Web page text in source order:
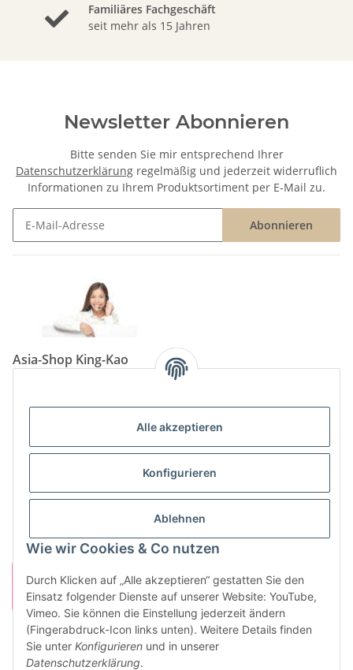
Alle akzeptieren
Konfigurieren
Ablehnen
Wie wir Cookies & Co nutzen
Durch Klicken auf „Alle akzeptieren“ gestatten Sie den
Einsatz folgender Dienste auf unserer Website: YouTube,
Vimeo. Sie können die Einstellung jederzeit ändern
(Fingerabdruck-Icon links unten). Weitere Details finden
Sie unter Konfigurieren und in unserer
Datenschutzerklärung.
Familiäres Fachgeschäft
seit mehr als 15 Jahren
Newsletter Abonnieren
Bitte senden Sie mir entsprechend Ihrer
Datenschutzerklärung regelmäßig und jederzeit widerruflich
Informationen zu Ihrem Produktsortiment per E-Mail zu.
Abonnieren
Asia-Shop King-Kao
Tel: (06825) 499-104
info@king-kao.de
Öffnungszeiten (Mo-Sa.) 9:00 - 19:00
Gesetzliche Informationen
Vertrag widerrufen